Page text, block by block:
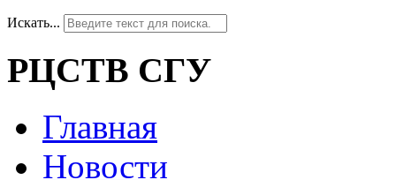
Искать...
РЦСТВ СГУ
Главная
Новости